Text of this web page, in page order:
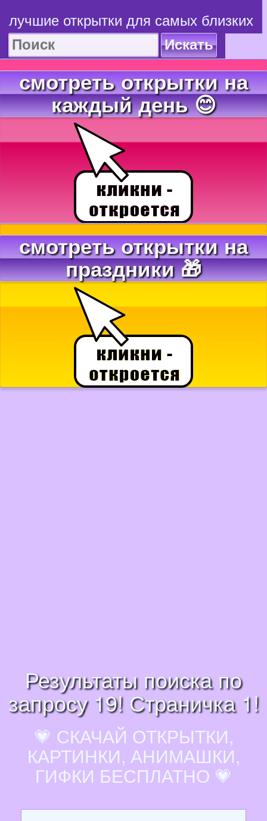
лучшие открытки для самых близких
Искать
смотреть открытки на
каждый день 😊
смотреть открытки на
праздники 🎁
Результаты поиска по
запросу 19! Страничка 1!
💗 СКАЧАЙ ОТКРЫТКИ,
КАРТИНКИ, АНИМАШКИ,
ГИФКИ БЕСПЛАТНО 💗